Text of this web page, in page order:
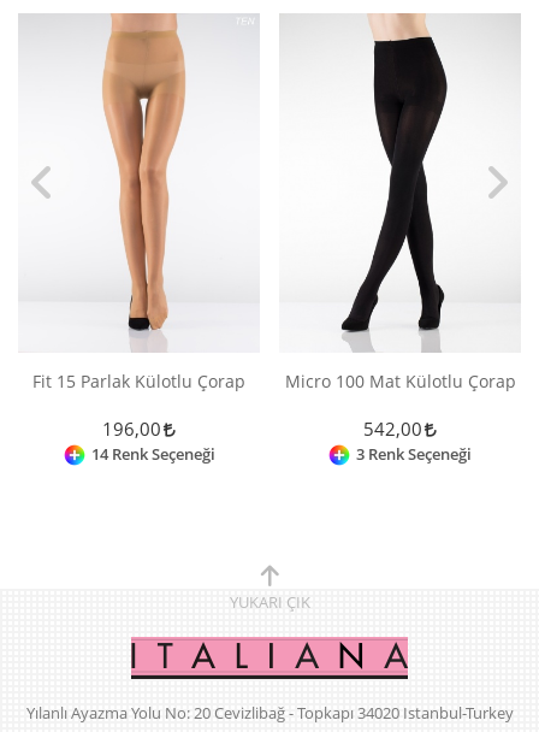
Fit 15 Parlak Külotlu Çorap
196,00
14 Renk Seçeneği
Micro 100 Mat Külotlu Çorap
542,00
3 Renk Seçeneği
YUKARI ÇIK
Yılanlı Ayazma Yolu No: 20 Cevizlibağ - Topkapı 34020 Istanbul-Turkey